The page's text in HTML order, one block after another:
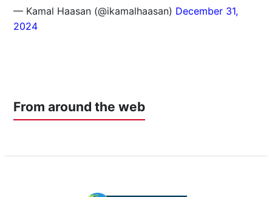
— Kamal Haasan (@ikamalhaasan) December 31,
2024
From around the web